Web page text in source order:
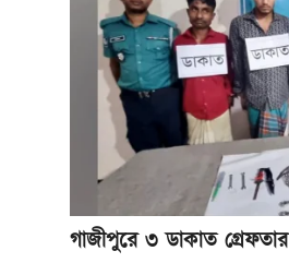
গাজীপুরে ৩ ডাকাত গ্রেফতার